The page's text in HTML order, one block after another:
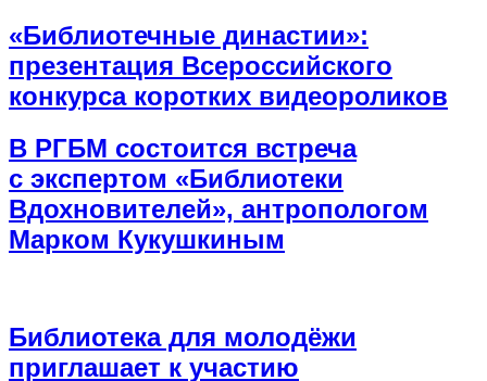
«Библиотечные династии»:
презентация Всероссийского
конкурса коротких видеороликов
В РГБМ состоится встреча
с экспертом «Библиотеки
Вдохновителей», антропологом
Марком Кукушкиным
Библиотека для молодёжи
приглашает к участию